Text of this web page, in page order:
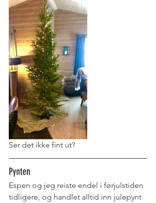
Ser det ikke fint ut?
Pynten
Espen og jeg reiste endel i førjulstiden
tidligere, og handlet alltid inn julepynt